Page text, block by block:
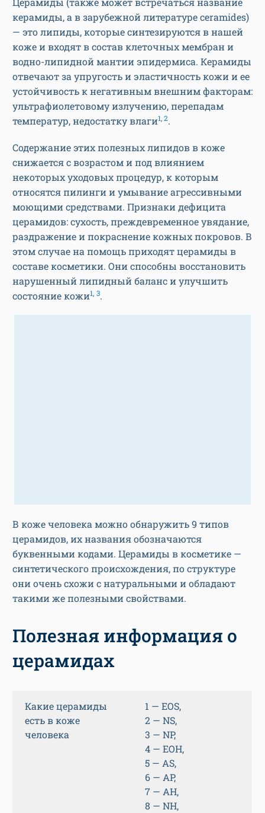
керамиды, а в зарубежной литературе ceramides)
— это липиды, которые синтезируются в нашей
коже и входят в состав клеточных мембран и
водно-липидной мантии эпидермиса. Керамиды
отвечают за упругость и эластичность кожи и ее
устойчивость к негативным внешним факторам:
ультрафиолетовому излучению, перепадам
температур, недостатку влаги1,2.
Содержание этих полезных липидов в коже
снижается с возрастом и под влиянием
некоторых уходовых процедур, к которым
относятся пилинги и умывание агрессивными
моющими средствами. Признаки дефицита
церамидов: сухость, преждевременное увядание,
раздражение и покраснение кожных покровов. В
этом случае на помощь приходят церамиды в
составе косметики. Они способны восстановить
нарушенный липидный баланс и улучшить
состояние кожи1, 3.
В коже человека можно обнаружить 9 типов
церамидов, их названия обозначаются
буквенными кодами. Церамиды в косметике —
синтетического происхождения, по структуре
они очень схожи с натуральными и обладают
такими же полезными свойствами.
Полезная информация о
церамидах
Какие церамиды
есть в коже
человека
1 — EOS,
2 — NS,
3 — NP,
4 — EOH,
5 — AS,
6 — AP,
7 — АН,
8 — NH,